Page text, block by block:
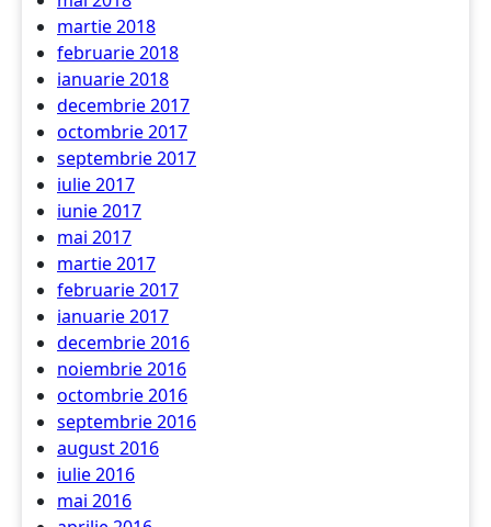
martie 2018
februarie 2018
ianuarie 2018
decembrie 2017
octombrie 2017
septembrie 2017
iulie 2017
iunie 2017
mai 2017
martie 2017
februarie 2017
ianuarie 2017
decembrie 2016
noiembrie 2016
octombrie 2016
septembrie 2016
august 2016
iulie 2016
mai 2016